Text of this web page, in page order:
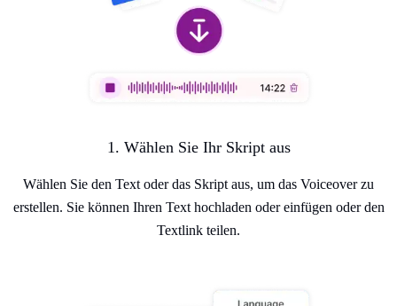
1. Wählen Sie Ihr Skript aus
Wählen Sie den Text oder das Skript aus, um das Voiceover zu
erstellen. Sie können Ihren Text hochladen oder einfügen oder den
Textlink teilen.